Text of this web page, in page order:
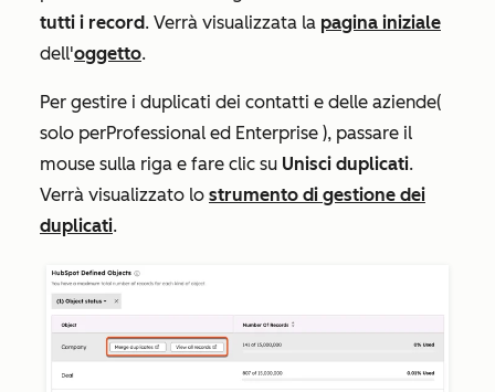
tutti i record. Verrà visualizzata la pagina iniziale
dell'oggetto.
Per gestire i duplicati dei contatti e delle aziende(
solo perProfessional ed Enterprise ), passare il
mouse sulla riga e fare clic su Unisci duplicati.
Verrà visualizzato lo strumento di gestione dei
duplicati.